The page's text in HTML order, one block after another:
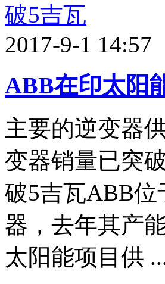
2017-9-1 14:57
ABB在印太阳
主要的逆变器
变器销量已突
破5吉瓦ABB
器，去年其产
太阳能项目供